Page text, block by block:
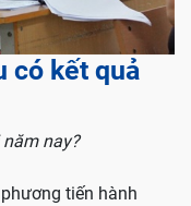
có kết quả
nay?
tiến hành